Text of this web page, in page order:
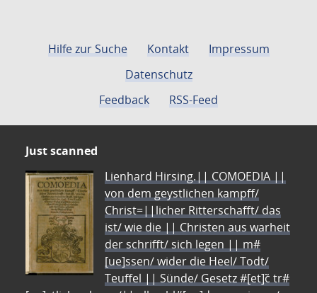
Hilfe zur Suche Kontakt
Impressum
Datenschutz
Feedback
RSS-Feed
Just scanned
Lienhard Hirsing.|| COMOEDIA ||
von dem geystlichen kampff/
Christ=||licher Ritterschafft/ das
ist/ wie die || Christen aus warheit
der schrifft/ sich legen || m#
[ue]ssen/ wider die Heel/ Todt/
Teuffel || Sünde/ Gesetz #[et]c̃ tr#